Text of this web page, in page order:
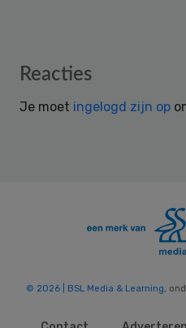
Reader
Reacties
Je moet ingelogd zijn op
© 2026 | BSL Media & Learning ,